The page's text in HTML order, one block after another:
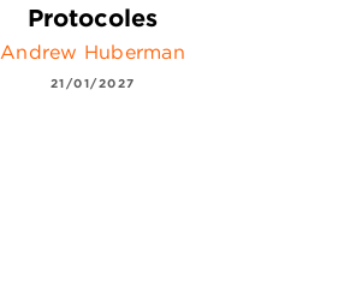
Protocoles
Andrew Huberman
21/01/2027